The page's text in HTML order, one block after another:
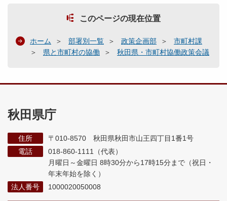
このページの現在位置
ホーム 部署別一覧 政策企画部
市町村課
県と市町村の協働
秋田県・市町村協働政策会議
秋田県庁
住所
〒010-8570 秋田県秋田市山王四丁目1番1号
電話
018-860-1111（代表）
月曜日～金曜日 8時30分から17時15分まで （祝日・
年末年始を除く）
法人番号
1000020050008